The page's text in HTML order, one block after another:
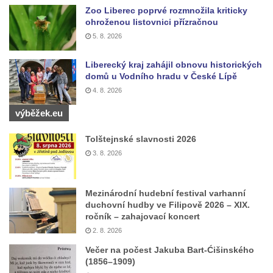
Pamětní deska otce a syna Kopřivových na
staré škole v Cítolibech
Pamětní deska 120 let založení SDH
Touchovice
Pamětní deska povodní 2013 ve Velkých
Žernosekách
Pamětní deska Franze Josepha Gläsera na
Horním Jiřetíně
Pamětní deska Ludwiga Freunda na domě
čp. 76 na Marxově náměstí v Postoloprtech
Pamětní deska Antonie a Stanislava
Vratislavových na obecním úřadu v
Poleradech
Pamětní deska biskupa Wenzela Frinda na
hřbitovní kapli v Lipové
Zoo Liberec poprvé rozmnožila kriticky
ohroženou listovnici přízračnou
5. 8. 2026
Liberecký kraj zahájil obnovu historických
domů u Vodního hradu v České Lípě
4. 8. 2026
výběžek.eu
Tolštejnské slavnosti 2026
3. 8. 2026
Mezinárodní hudební festival varhanní
duchovní hudby ve Filipově 2026 – XIX.
ročník – zahajovací koncert
2. 8. 2026
Večer na počest Jakuba Bart-Ćišinského
(1856–1909)